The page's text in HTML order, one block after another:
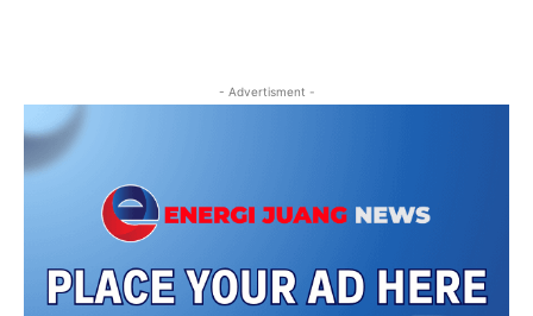
- Advertisment -